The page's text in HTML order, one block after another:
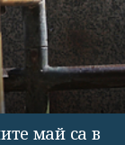
май са в